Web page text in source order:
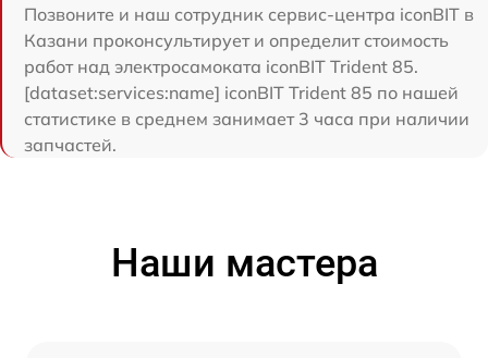
Позвоните и наш сотрудник сервис-центра iconBIT в
Казани проконсультирует и определит стоимость
работ над электросамоката iconBIT Trident 85.
[dataset:services:name] iconBIT Trident 85 по нашей
статистике в среднем занимает 3 часа при наличии
запчастей.
Наши мастера